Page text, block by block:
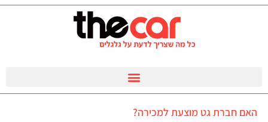
האם חברת גט מוצעת למכירה?